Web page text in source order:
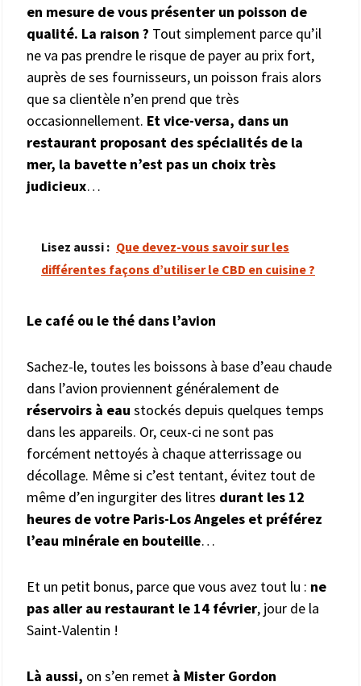
en mesure de vous présenter un poisson de
qualité. La raison ? Tout simplement parce qu’il
ne va pas prendre le risque de payer au prix fort,
auprès de ses fournisseurs, un poisson frais alors
que sa clientèle n’en prend que très
occasionnellement. Et vice-versa, dans un
restaurant proposant des spécialités de la
mer, la bavette n’est pas un choix très
judicieux…
Lisez aussi : Que devez-vous savoir sur les
différentes façons d’utiliser le CBD en cuisine ?
Le café ou le thé dans l’avion
Sachez-le, toutes les boissons à base d’eau chaude
dans l’avion proviennent généralement de
réservoirs à eau stockés depuis quelques temps
dans les appareils. Or, ceux-ci ne sont pas
forcément nettoyés à chaque atterrissage ou
décollage. Même si c’est tentant, évitez tout de
même d’en ingurgiter des litres durant les 12
heures de votre Paris-Los Angeles et préférez
l’eau minérale en bouteille…
Et un petit bonus, parce que vous avez tout lu : ne
pas aller au restaurant le 14 février, jour de la
Saint-Valentin !
Là aussi, on s’en remet à Mister Gordon